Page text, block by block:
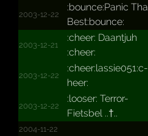
2003-12-22
:bounc­e:Pani­c Tha
Best:b­ounce:
2003-12-21
:cheer: Daantjuh
:cheer:
2003-12-22
:cheer­:lassi­e051:c­
heer:
2003-12-22
:looser: Terror-
Fietsbel ..­†..­
2004-11-22